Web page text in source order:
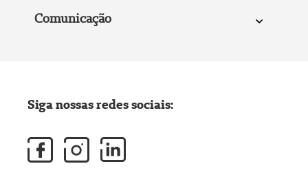
Comunicação
Siga nossas redes sociais: